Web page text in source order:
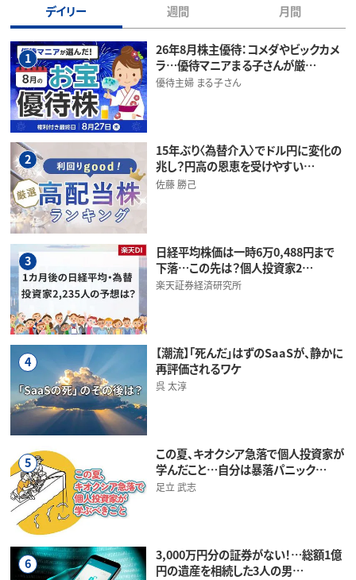
デイリー 週間 月間
1
26年8月株主優待：コメダやビックカメ
ラ…優待マニアまる子さんが厳…
優待主婦 まる子さん
2
15年ぶり〈為替介入〉でドル円に変化の
兆し？円高の恩恵を受けやすい…
佐藤 勝己
3
日経平均株価は一時6万0,488円まで
下落…この先は？個人投資家2…
楽天証券経済研究所
4
【潮流】「死んだ」はずのSaaSが、静かに
再評価されるワケ
呉 太淳
5
この夏、キオクシア急落で個人投資家が
学んだこと…自分は暴落パニック…
足立 武志
6
3,000万円分の証券がない！…総額1億
円の遺産を相続した3人の男…